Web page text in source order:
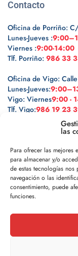
las
Para ofrecer las mejores
para almacenar y/o
de estas tecnologías
navegación o las
consentimiento, puede
funciones.
Contacto
Oficina de Porriño: C/
Lunes-Jueves :
Viernes :9:00-14:00
Tlf. Porriño: 986 33
Oficina de Vigo:
Lunes-Jueves:
Vigo: Viernes9:00 -
Tlf. Vigo:986 19 23
Legal
Política de